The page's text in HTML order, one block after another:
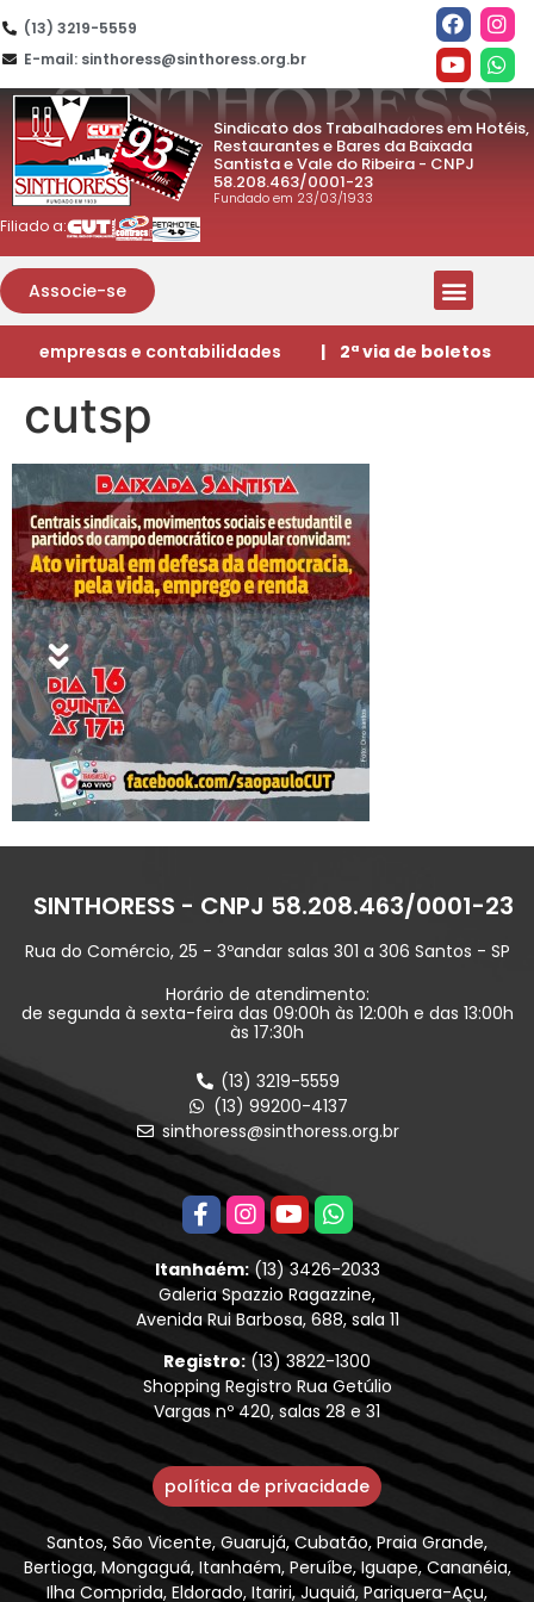
(13) 3219-5559
E-mail: sinthoress@sinthoress.org.br
Sindicato dos Trabalhadores em Hotéis,
Restaurantes e Bares da Baixada
Santista e Vale do Ribeira - CNPJ
58.208.463/0001-23
Fundado em 23/03/1933
Filiado a:
Associe-se
empresas e contabilidades | 2ª via de boletos
cutsp
SINTHORESS - CNPJ 58.208.463/0001-23
Rua do Comércio, 25 - 3ºandar salas 301 a 306 Santos - SP
Horário de atendimento:
de segunda à sexta-feira das 09:00h às 12:00h e das 13:00h
às 17:30h
(13) 3219-5559
(13) 99200-4137
sinthoress@sinthoress.org.br
Itanhaém:(13) 3426-2033
Galeria Spazzio Ragazzine,
Avenida Rui Barbosa, 688, sala 11
Registro:(13) 3822-1300
Shopping Registro Rua Getúlio
Vargas nº 420, salas 28 e 31
política de privacidade
Santos, São Vicente, Guarujá, Cubatão, Praia Grande,
Bertioga, Mongaguá, Itanhaém, Peruíbe, Iguape, Cananéia,
Ilha Comprida, Eldorado, Itariri, Juquiá, Pariquera-Açu,